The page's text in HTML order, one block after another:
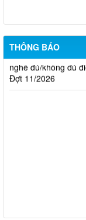
THÔNG BÁO
Thông báo kết
nghề đủ/không đủ
Đợt 11/2026